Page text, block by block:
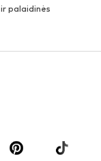
palaidinės
tunikos